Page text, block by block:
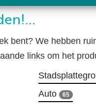
bent? We hebben
links om het
Auto 65